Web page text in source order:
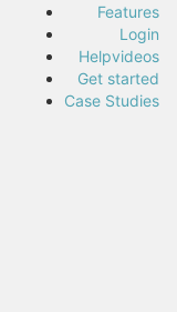
Features
Login
Helpvideos
Get started
Case Studies